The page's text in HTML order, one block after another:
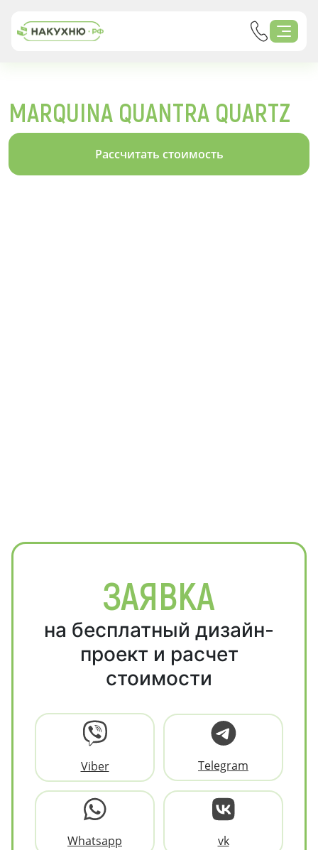
MARQUINA QUANTRA QUARTZ
Рассчитать стоимость
ЗАЯВКА
на бесплатный дизайн-
проект и расчет
стоимости
Viber Telegram
Whatsapp vk